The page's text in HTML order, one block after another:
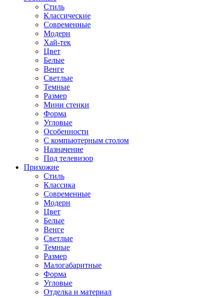
Стиль
Классические
Современные
Модерн
Хай-тек
Цвет
Белые
Венге
Светлые
Темные
Размер
Мини стенки
Форма
Угловые
Особенности
С компьютерным столом
Назначение
Под телевизор
Прихожие
Стиль
Классика
Современные
Модерн
Цвет
Белые
Венге
Светлые
Темные
Размер
Малогабаритные
Форма
Угловые
Отделка и материал